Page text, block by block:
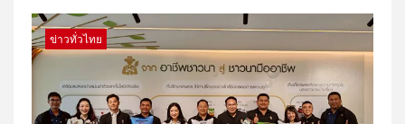
ข่าวทั่วไทย